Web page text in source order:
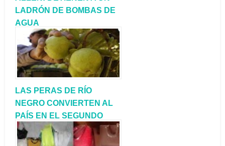
LADRÓN DE BOMBAS DE
AGUA
LAS PERAS DE RÍO
NEGRO CONVIERTEN AL
PAÍS EN EL SEGUNDO
EXPORTADOR A NIVEL
MUNDIAL